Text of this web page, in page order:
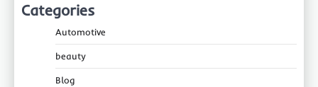
Categories
Automotive
beauty
Blog